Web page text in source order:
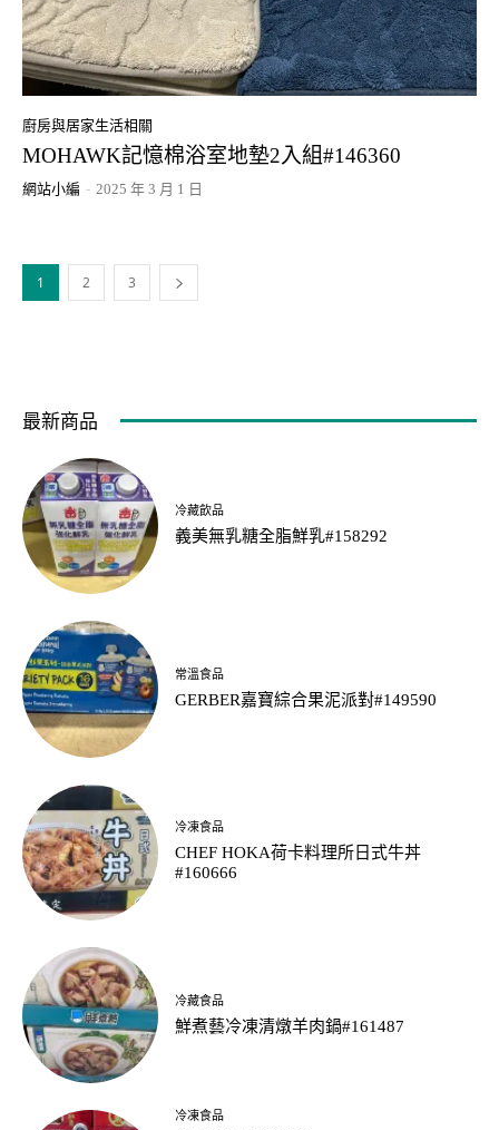
廚房與居家生活相關
MOHAWK記憶棉浴室地墊2入組#146360
網站小編 - 2025 年 3 月 1 日
1 2 3
最新商品
冷藏飲品
義美無乳糖全脂鮮乳#158292
常溫食品
GERBER嘉寶綜合果泥派對#149590
冷凍食品
CHEF HOKA荷卡料理所日式牛丼
#160666
冷藏食品
鮮煮藝冷凍清燉羊肉鍋#161487
冷凍食品